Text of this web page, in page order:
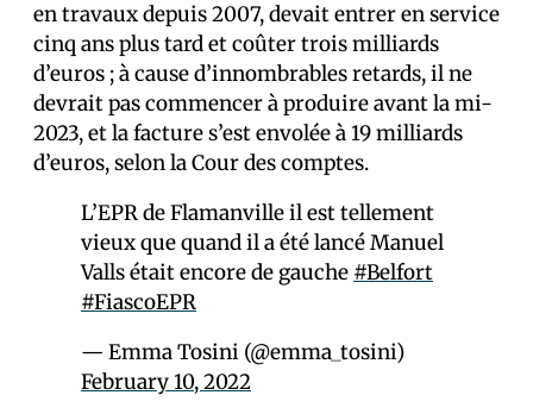
en travaux depuis 2007, devait entrer en service
cinq ans plus tard et coûter trois milliards
d’euros ; à cause d’innombrables retards, il ne
devrait pas commencer à produire avant la mi-
2023, et la facture s’est envolée à 19 milliards
d’euros, selon la Cour des comptes.
L’EPR de Flamanville il est tellement
vieux que quand il a été lancé Manuel
Valls était encore de gauche #Belfort
#FiascoEPR
— Emma Tosini (@emma_tosini)
February 10, 2022